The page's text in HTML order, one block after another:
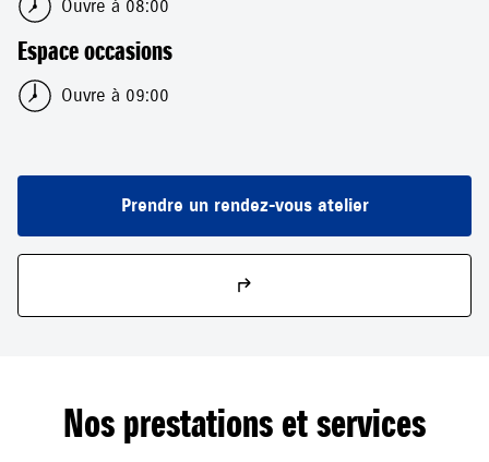
Ouvre à 08:00
Espace occasions
Ouvre à 09:00
Prendre un rendez-vous atelier
Nos prestations et services